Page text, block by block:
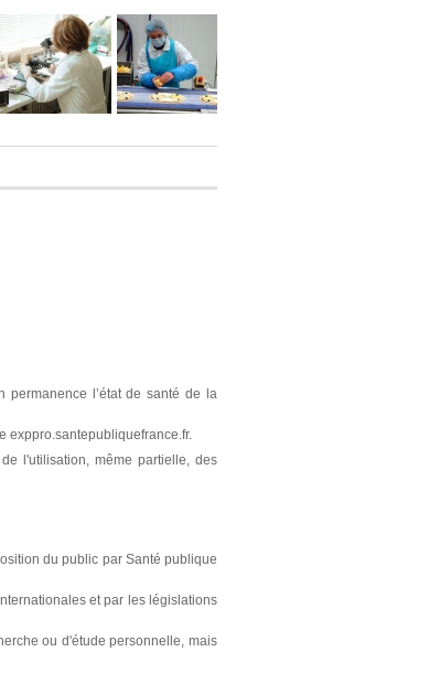
permanence l’état de santé de la
exppro.santepubliquefrance.fr.
l'utilisation, même partielle, des
du public par Santé publique
et par les législations
ou d'étude personnelle, mais